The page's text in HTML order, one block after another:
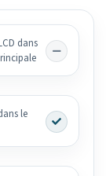
dans
le